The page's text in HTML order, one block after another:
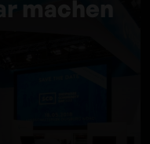
machen